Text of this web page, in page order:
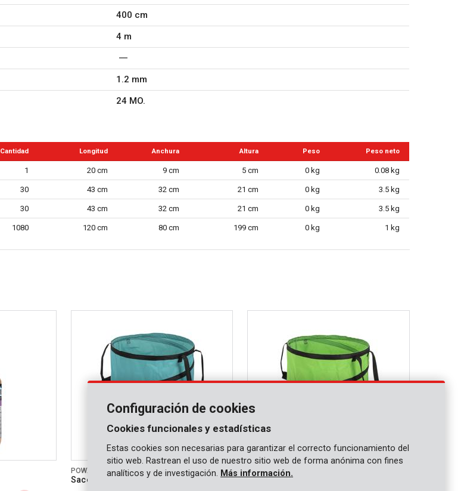
400 cm
4 m
1.2 mm
24 MO.
Cantidad Longitud Anchura Altura Peso Peso neto
1 20 cm 9 cm 5 cm 0 kg 0.08 kg
30 43 cm 32 cm 21 cm 0 kg 3.5 kg
30 43 cm 32 cm 21 cm 0 kg 3.5 kg
1080 120 cm 80 cm 199 cm 0 kg 1 kg
POWXGSG1
Saco jardín 85L - turquesa
POWXGSG3
Saco jardín 85L - verde
Configuración de cookies
Cookies funcionales y estadísticas
Estas cookies son necesarias para garantizar el correcto funcionamiento del
sitio web. Rastrean el uso de nuestro sitio web de forma anónima con fines
analíticos y de investigación. Más información.